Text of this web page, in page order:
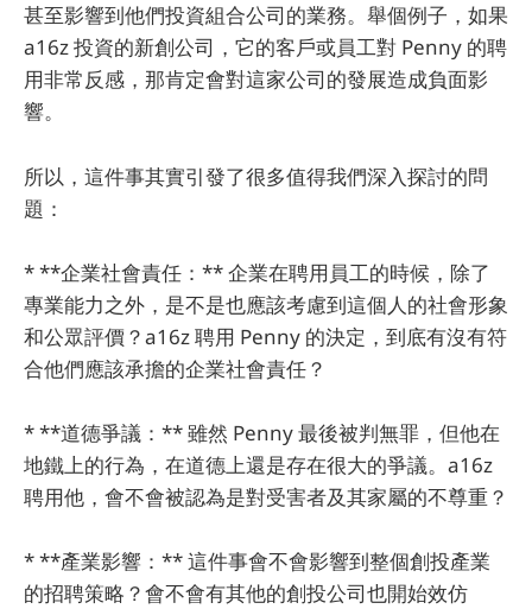
甚至影響到他們投資組合公司的業務。舉個例子，如果
a16z 投資的新創公司，它的客戶或員工對 Penny 的聘
用非常反感，那肯定會對這家公司的發展造成負面影
響。
所以，這件事其實引發了很多值得我們深入探討的問
題：
* **企業社會責任：** 企業在聘用員工的時候，除了
專業能力之外，是不是也應該考慮到這個人的社會形象
和公眾評價？a16z 聘用 Penny 的決定，到底有沒有符
合他們應該承擔的企業社會責任？
* **道德爭議：** 雖然 Penny 最後被判無罪，但他在
地鐵上的行為，在道德上還是存在很大的爭議。a16z
聘用他，會不會被認為是對受害者及其家屬的不尊重？
* **產業影響：** 這件事會不會影響到整個創投產業
的招聘策略？會不會有其他的創投公司也開始效仿